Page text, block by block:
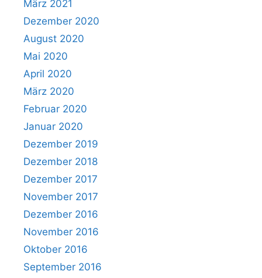
März 2021
Dezember 2020
August 2020
Mai 2020
April 2020
März 2020
Februar 2020
Januar 2020
Dezember 2019
Dezember 2018
Dezember 2017
November 2017
Dezember 2016
November 2016
Oktober 2016
September 2016